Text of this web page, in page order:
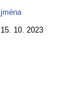
jména
15. 10. 2023